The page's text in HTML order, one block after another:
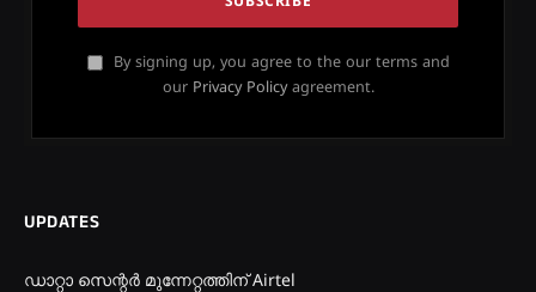
By signing up, you agree to the our terms and
our Privacy Policyagreement.
UPDATES
ഡാറ്റാ സെന്റർ മുന്നേറ്റത്തിന് Airtel